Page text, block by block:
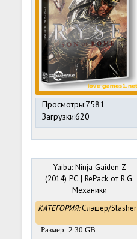
Просмотры:7581
Загрузки:620
Yaiba: Ninja Gaiden Z
(2014) РС | RePack от R.G.
Механики
КАТЕГОРИЯ: Cлэшер/Slasher
Размер: 2.30 GB